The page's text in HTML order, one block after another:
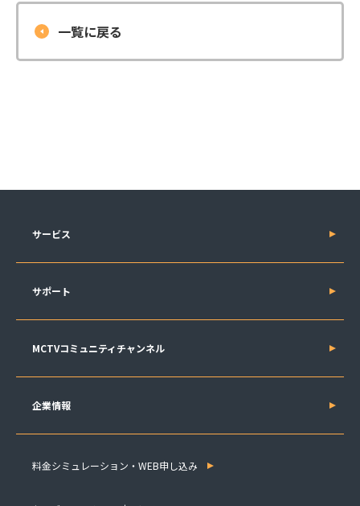
一覧に戻る
サービス
サポート
MCTVコミュニティチャンネル
企業情報
料金シミュレーション・WEB申し込み